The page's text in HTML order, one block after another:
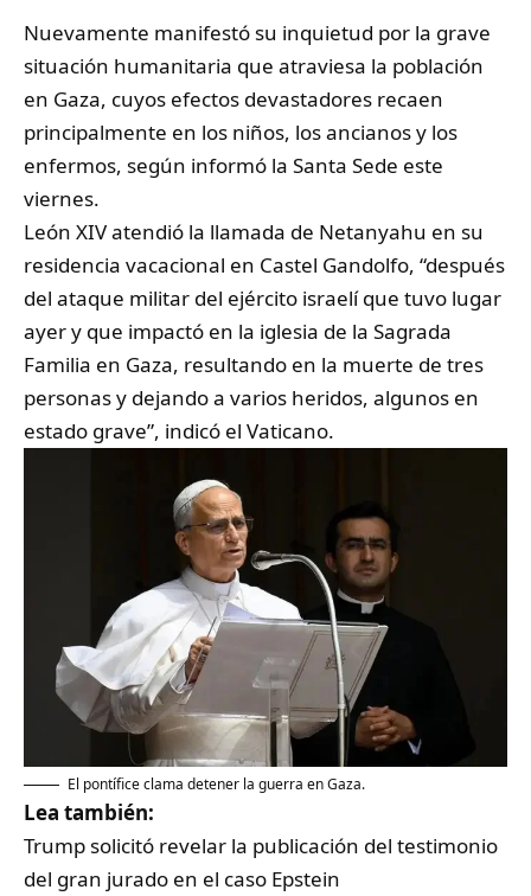
Nuevamente manifestó su inquietud por la grave
situación humanitaria que atraviesa la población
en Gaza, cuyos efectos devastadores recaen
principalmente en los niños, los ancianos y los
enfermos, según informó la Santa Sede este
viernes.
León XIV atendió la llamada de Netanyahu en su
residencia vacacional en Castel Gandolfo, “después
del ataque militar del ejército israelí que tuvo lugar
ayer y que impactó en la iglesia de la Sagrada
Familia en Gaza, resultando en la muerte de tres
personas y dejando a varios heridos, algunos en
estado grave”, indicó el Vaticano.
El pontífice clama detener la guerra en Gaza.
Lea también:
Trump solicitó revelar la publicación del testimonio
del gran jurado en el caso Epstein